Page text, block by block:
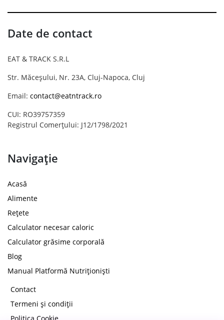
Date de contact
EAT & TRACK S.R.L
Str. Măceșului, Nr. 23A, Cluj-Napoca, Cluj
Email: contact@eatntrack.ro
CUI: RO39757359
Registrul Comerțului: J12/1798/2021
Navigație
Acasă
Alimente
Rețete
Calculator necesar caloric
Calculator grăsime corporală
Blog
Manual Platformă Nutriționiști
Contact
Termeni și condiții